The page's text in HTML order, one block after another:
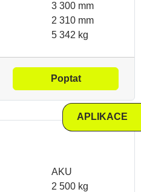
3 300 mm
2 310 mm
5 342 kg
Poptat
AKU
2 500 kg
APLIKACE